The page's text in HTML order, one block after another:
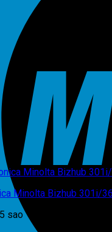
Minolta Bizhub 301i/
5 sao